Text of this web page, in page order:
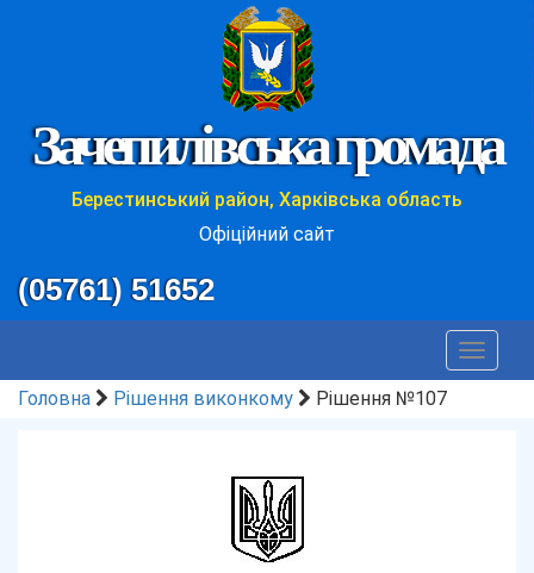
Зачепилівська громада
Берестинський район, Харківська область
Офіційний сайт
(05761) 51652
Toggle
Головна
Рішення виконкому Рішення №107